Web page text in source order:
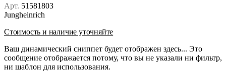
Арт. 51581803
Jungheinrich
Стоимость и наличие уточняйте
Ваш динамический сниппет будет отображен здесь... Это
сообщение отображается потому, что вы не указали ни фильтр,
ни шаблон для использования.